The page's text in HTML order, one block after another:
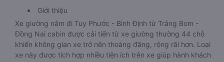
Giới thiệu
Xe giường nằm đi Tuy Phước - Bình Định từ Trảng Bom -
Đồng Nai cabin được cải tiến từ xe giường thường 44 chỗ
khiến không gian xe trở nên thoáng đãng, rộng rãi hơn. Loại
xe này được tích hợp nhiều tiện ích trên xe giúp hành khách